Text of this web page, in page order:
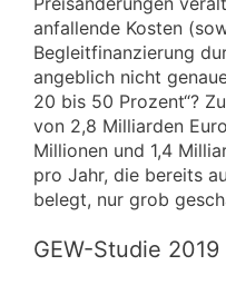
anfallende Kosten
Begleitfinanzierung
angeblich nicht
20 bis 50 Prozent“?
von 2,8 Milliarden
Millionen und 1,4
pro Jahr, die bereits
belegt, nur grob
GEW-Studie 2019